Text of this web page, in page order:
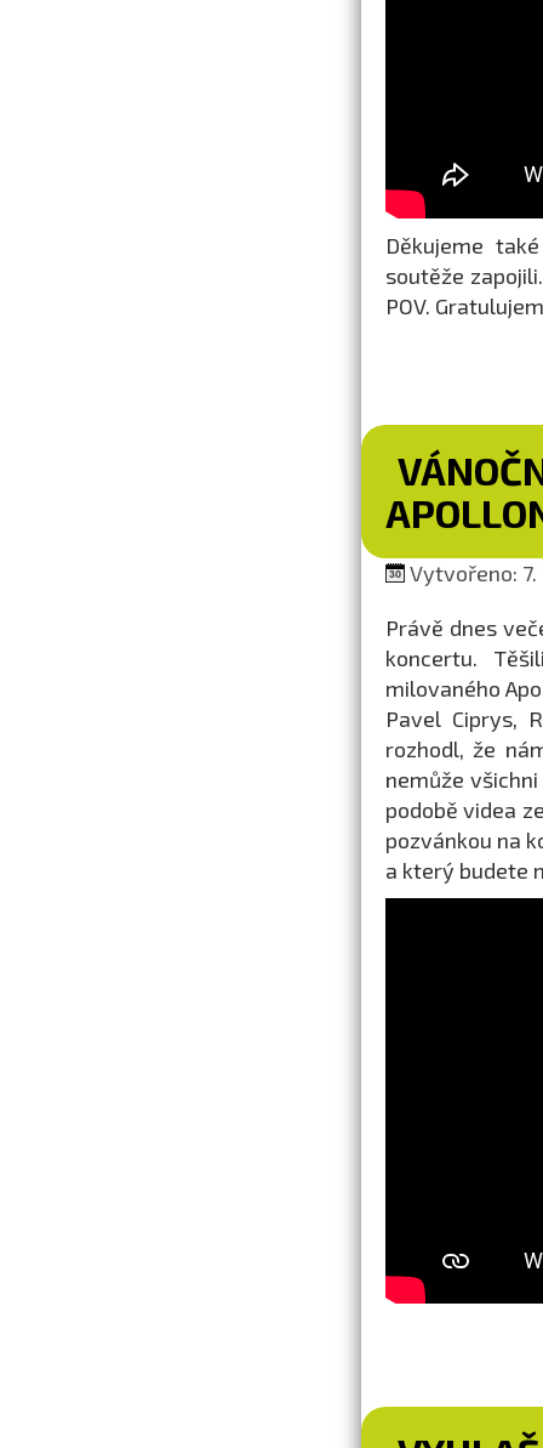
Děkujeme
soutěže
POV.
Vytvořeno: 7.
Právě dnes
koncertu.
milovaného
Pavel Ciprys,
rozhodl, že
nemůže
podobě videa
pozvánkou na
a který budete